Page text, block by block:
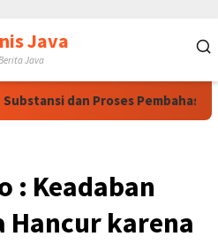
Java
Java
dan Proses Pembahasan
: Keadaban
Hancur karena